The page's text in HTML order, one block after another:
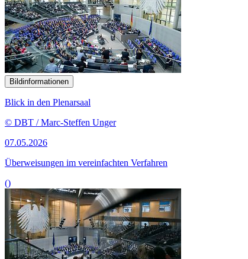
Bildinformationen
Blick in den Plenarsaal
© DBT / Marc-Steffen Unger
07.05.2026
Überweisungen im vereinfachten Verfahren
()